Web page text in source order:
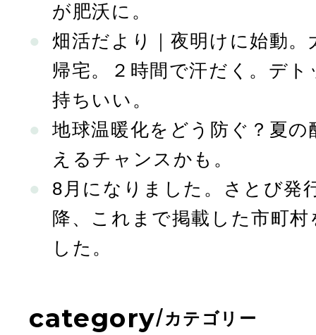
が肥沃に。
畑活だより｜夜明けに始動
帰宅。２時間で汗だく。デ
持ちいい。
地球温暖化をどう防ぐ？夏
えるチャンスかも。
8月になりました。さとび発
降、これまで掲載した市町
した。
category/カテゴリー